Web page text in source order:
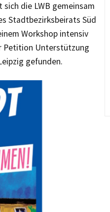
die LWB gemeinsam
Stadtbezirksbeirats Süd
Workshop intensiv
Petition Unterstützung
gefunden.